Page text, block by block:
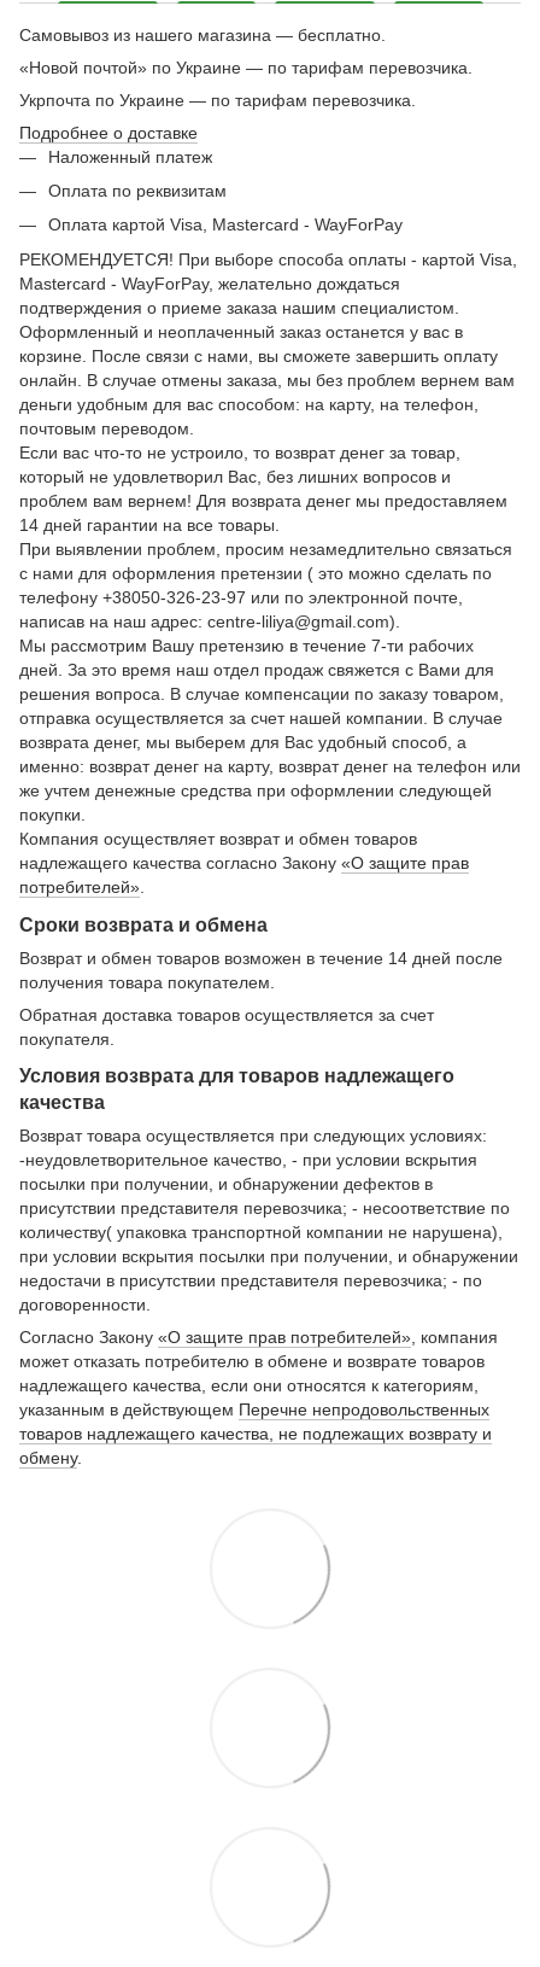
Самовывоз из нашего магазина — бесплатно.
«Новой почтой» по Украине — по тарифам перевозчика.
Укрпочта по Украине — по тарифам перевозчика.
Подробнее о доставке
Наложенный платеж
Оплата по реквизитам
Оплата картой Visa, Mastercard - WayForPay
РЕКОМЕНДУЕТСЯ! При выборе способа оплаты - картой Visa,
Mastercard - WayForPay, желательно дождаться
подтверждения о приеме заказа нашим специалистом.
Оформленный и неоплаченный заказ останется у вас в
корзине. После связи с нами, вы сможете завершить оплату
онлайн. В случае отмены заказа, мы без проблем вернем вам
деньги удобным для вас способом: на карту, на телефон,
почтовым переводом.
Если вас что-то не устроило, то возврат денег за товар,
который не удовлетворил Вас, без лишних вопросов и
проблем вам вернем! Для возврата денег мы предоставляем
14 дней гарантии на все товары.
При выявлении проблем, просим незамедлительно связаться
с нами для оформления претензии ( это можно сделать по
телефону +38050-326-23-97 или по электронной почте,
написав на наш адрес: centre-liliya@gmail.com).
Мы рассмотрим Вашу претензию в течение 7-ти рабочих
дней. За это время наш отдел продаж свяжется с Вами для
решения вопроса. В случае компенсации по заказу товаром,
отправка осуществляется за счет нашей компании. В случае
возврата денег, мы выберем для Вас удобный способ, а
именно: возврат денег на карту, возврат денег на телефон или
же учтем денежные средства при оформлении следующей
покупки.
Компания осуществляет возврат и обмен товаров
надлежащего качества согласно Закону «О защите прав
потребителей»
Сроки возврата и обмена
Возврат и обмен товаров возможен в течение 14 дней после
получения товара покупателем.
Обратная доставка товаров осуществляется за счет
покупателя.
Условия возврата для товаров надлежащего
качества
Возврат товара осуществляется при следующих условиях:
-неудовлетворительное качество, - при условии вскрытия
посылки при получении, и обнаружении дефектов в
присутствии представителя перевозчика; - несоответствие по
количеству( упаковка транспортной компании не нарушена),
при условии вскрытия посылки при получении, и обнаружении
недостачи в присутствии представителя перевозчика; - по
договоренности.
Согласно Закону «О защите прав потребителей», компания
может отказать потребителю в обмене и возврате товаров
надлежащего качества, если они относятся к категориям,
указанным в действующем Перечне непродовольственных
товаров надлежащего качества, не подлежащих возврату и
обмену.